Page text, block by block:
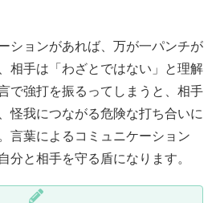
ションがあれば、万が一パンチが
相手は「わざとではない」と理解
で強打を振るってしまうと、相手
怪我につながる危険な打ち合いに
言葉によるコミュニケーション
分と相手を守る盾になります。